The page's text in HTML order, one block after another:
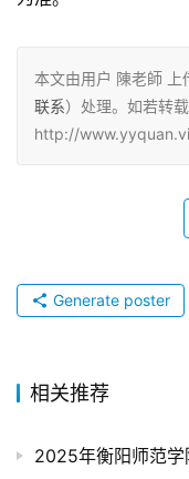
本文由用户 陳老師 上
联系）处理。如若转
http://
Generate poster
相关推荐
2025年衡阳师范